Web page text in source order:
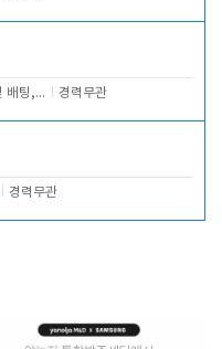
객실 청소 및 배팅, 주변 시설 청소 경력무관
경력무관